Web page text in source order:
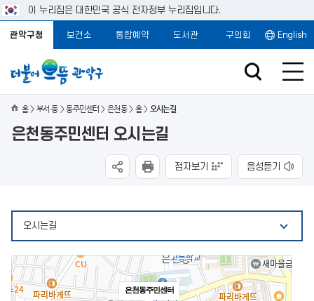
이 누리집은 대한민국 공식 전자정부 누리집입니다.
관악구청 보건소 통합예약 도서관 구의회 English
홈 부서·동 동주민센터 은천동 홈 오시는길
은천동주민센터 오시는길
점자보기 음성듣기
오시는길
은천동주민센터